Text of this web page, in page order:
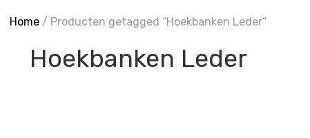
Home / Producten getagged “Hoekbanken Leder”
Hoekbanken Leder